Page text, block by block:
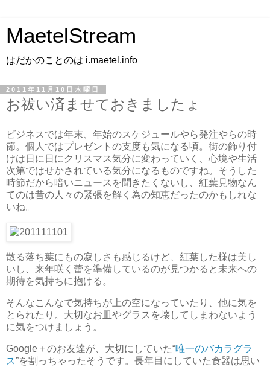
MaetelStream
はだかのことのは i.maetel.info
2011年11月10日木曜日
お祓い済ませておきましたょ
ビジネスでは年末、年始のスケジュールやら発注やらの時
節。個人ではプレゼントの支度も気になる頃。街の飾り付
けは日に日にクリスマス気分に変わっていく、心境や生活
次第ではせかされている気分になるものですね。そうした
時節だから暗いニュースを聞きたくないし、紅葉見物なん
てのは昔の人々の緊張を解く為の知恵だったのかもしれな
いね。
散る落ち葉にもの寂しさも感じるけど、紅葉した様は美し
いし、来年咲く蕾を準備しているのが見つかると未来への
期待を気持ちに抱ける。
そんなこんなで気持ちが上の空になっていたり、他に気を
とられたり。大切なお皿やグラスを壊してしまわないよう
に気をつけましょう。
Google＋のお友達が、大切にしていた“唯一のバカラグラ
ス”を割っちゃったそうです。長年目にしていた食器は思い